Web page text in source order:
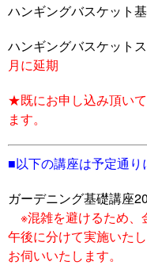
ハンギングバスケット
ハンギングバスケット
月に延期
★既にお申し込み頂い
ます。
■以下の講座は予定通り
ガーデニング基礎講
※混雑を避けるため、
午後に分けて実施いた
お伺いいたします。